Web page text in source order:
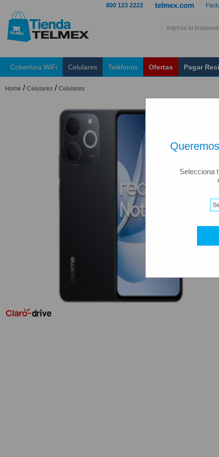
Selecciona
telmex.com
800 123 2222
Cobertura WiFi Celulares Teléfonos Ofertas Pagar
Home / Celulares / Celulares